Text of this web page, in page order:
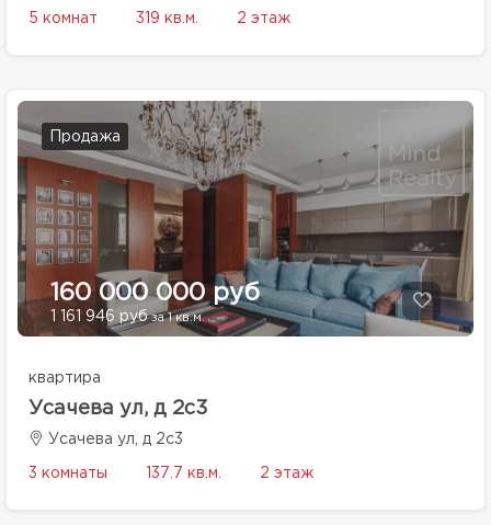
5 комнат 319 кв.м. 2 этаж
Продажа
160 000 000 руб
1 161 946 рубза 1 кв.м.
квартира
Усачева ул, д 2с3
Усачева ул, д 2с3
3 комнаты 137.7 кв.м. 2 этаж